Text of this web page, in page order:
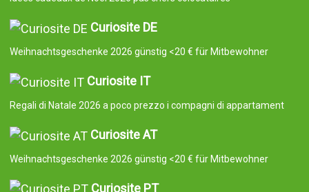
Curiosite DE
Weihnachtsgeschenke 2026 günstig <20 € für Mitbewohner
Curiosite IT
Regali di Natale 2026 a poco prezzo i compagni di appartament
Curiosite AT
Weihnachtsgeschenke 2026 günstig <20 € für Mitbewohner
Curiosite PT